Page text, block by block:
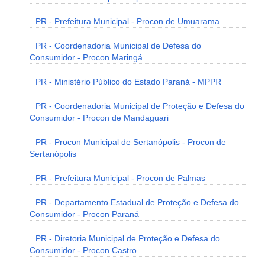
PR - Prefeitura Municipal - Procon de Umuarama
PR - Coordenadoria Municipal de Defesa do
Consumidor - Procon Maringá
PR - Ministério Público do Estado Paraná - MPPR
PR - Coordenadoria Municipal de Proteção e Defesa do
Consumidor - Procon de Mandaguari
PR - Procon Municipal de Sertanópolis - Procon de
Sertanópolis
PR - Prefeitura Municipal - Procon de Palmas
PR - Departamento Estadual de Proteção e Defesa do
Consumidor - Procon Paraná
PR - Diretoria Municipal de Proteção e Defesa do
Consumidor - Procon Castro